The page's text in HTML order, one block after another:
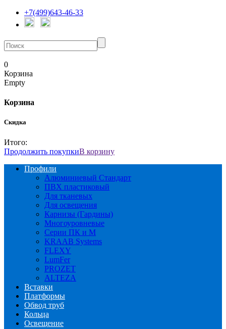
+7(499)643-46-33
0
Корзина
Empty
Корзина
Скидка
Итого:
Продолжить покупкиВ корзину
Профили
Алюминиевый Стандарт
ПВХ пластиковый
Для тканевых
Для освещения
Карнизы (Гардины)
Многоуровневые
Серии ПК и М
KRAAB Systems
FLEXY
LumFer
PROZET
ALTEZA
Вставки
Платформы
Обвод труб
Кольца
Освещение